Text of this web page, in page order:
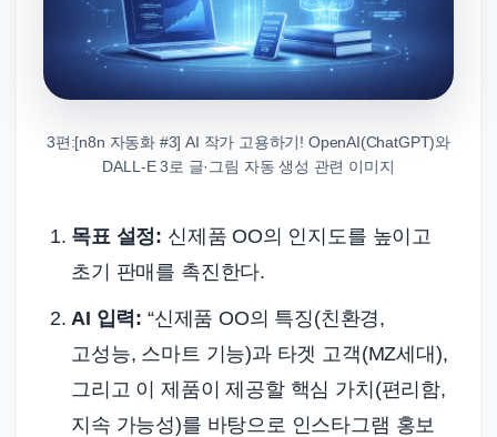
3편:[n8n 자동화 #3] AI 작가 고용하기! OpenAI(ChatGPT)와
DALL-E 3로 글·그림 자동 생성 관련 이미지
목표 설정: 신제품 OO의 인지도를 높이고
초기 판매를 촉진한다.
AI 입력: “신제품 OO의 특징(친환경,
고성능, 스마트 기능)과 타겟 고객(MZ세대),
그리고 이 제품이 제공할 핵심 가치(편리함,
지속 가능성)를 바탕으로 인스타그램 홍보